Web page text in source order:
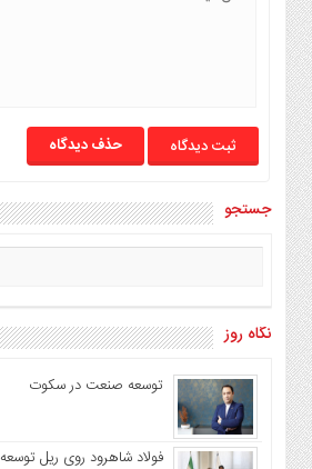
حذف دیدگاه
جستجو
نگاه روز
توسعه صنعت در سکوت
فولاد شاهرود روی ریل توسعه